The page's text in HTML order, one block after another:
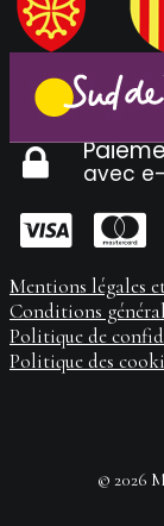
avec
Mentions légales
Conditions
Politique de
Politique des
© 2026